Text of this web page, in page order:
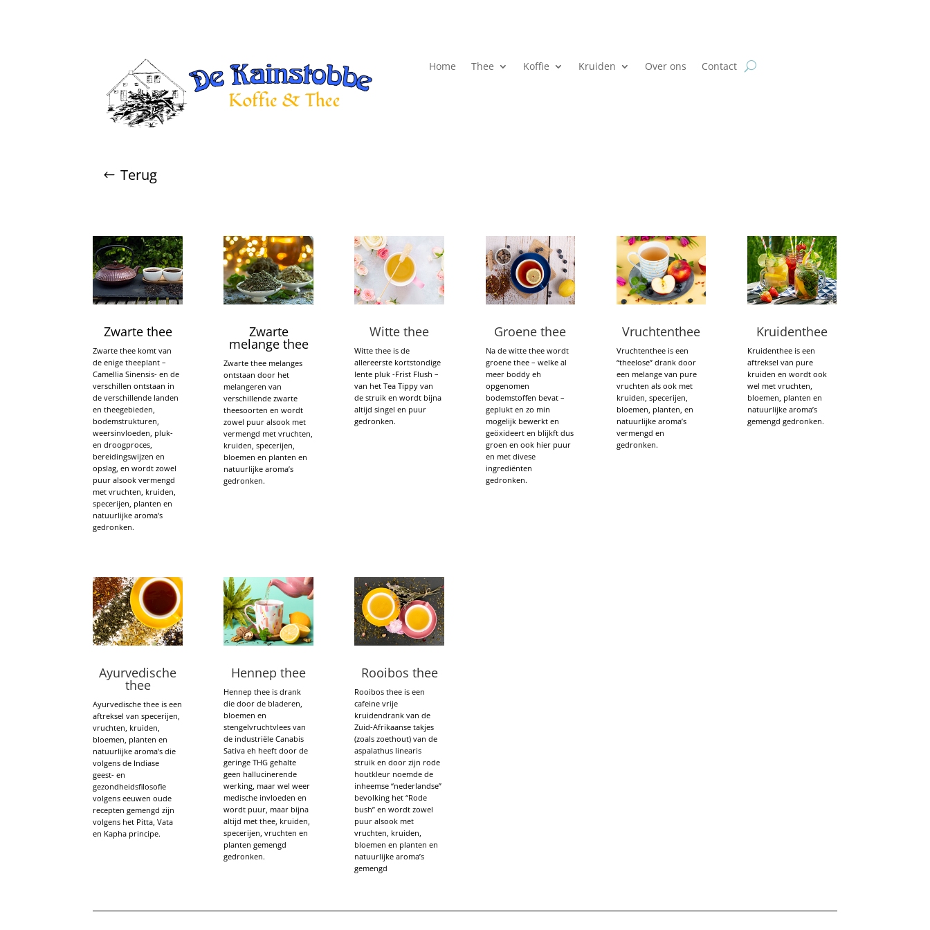
Home Thee Koffie Kruiden Over ons Contact
Terug
Zwarte thee
Zwarte thee komt van
de enige theeplant –
Camellia Sinensis- en de
verschillen ontstaan in
de verschillende landen
en theegebieden,
bodemstrukturen,
weersinvloeden, pluk-
en droogproces,
bereidingswijzen en
opslag, en wordt zowel
puur alsook vermengd
met vruchten, kruiden,
specerijen, planten en
natuurlijke aroma’s
gedronken.
Zwarte
melange thee
Zwarte thee melanges
ontstaan door het
melangeren van
verschillende zwarte
theesoorten en wordt
zowel puur alsook met
vermengd met vruchten,
kruiden, specerijen,
bloemen en planten en
natuurlijke aroma’s
gedronken.
Witte thee
Witte thee is de
allereerste kortstondige
lente pluk -Frist Flush –
van het Tea Tippy van
de struik en wordt bijna
altijd singel en puur
gedronken.
Groene thee
Na de witte thee wordt
groene thee – welke al
meer boddy eh
opgenomen
bodemstoffen bevat –
geplukt en zo min
mogelijk bewerkt en
geöxideert en blijkft dus
groen en ook hier puur
en met divese
ingrediënten
gedronken.
Vruchtenthee
Vruchtenthee is een
“theelose” drank door
een melange van pure
vruchten als ook met
kruiden, specerijen,
bloemen, planten, en
natuurlijke aroma’s
vermengd en
gedronken.
Kruidenthee
Kruidenthee is een
aftreksel van pure
kruiden en wordt ook
wel met vruchten,
bloemen, planten en
natuurlijke aroma’s
gemengd gedronken.
Ayurvedische
thee
Ayurvedische thee is een
aftreksel van specerijen,
vruchten, kruiden,
bloemen, planten en
natuurlijke aroma’s die
volgens de Indiase
geest- en
gezondheidsfilosofie
volgens eeuwen oude
recepten gemengd zijn
volgens het Pitta, Vata
en Kapha principe.
Hennep thee
Hennep thee is drank
die door de bladeren,
bloemen en
stengelvruchtvlees van
de industriële Canabis
Sativa eh heeft door de
geringe THG gehalte
geen hallucinerende
werking, maar wel weer
medische invloeden en
wordt puur, maar bijna
altijd met thee, kruiden,
specerijen, vruchten en
planten gemengd
gedronken.
Rooibos thee
Rooibos thee is een
cafeine vrije
kruidendrank van de
Zuid-Afrikaanse takjes
(zoals zoethout) van de
aspalathus linearis
struik en door zijn rode
houtkleur noemde de
inheemse “nederlandse”
bevolking het “Rode
bush” en wordt zowel
puur alsook met
vruchten, kruiden,
bloemen en planten en
natuurlijke aroma’s
gemengd